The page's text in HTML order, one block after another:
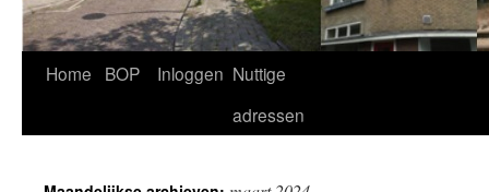
Home BOP Inloggen Nuttige
adressen